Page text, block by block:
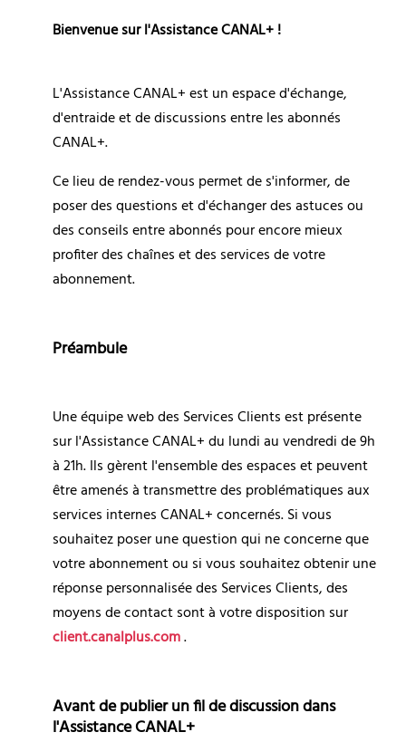
Bienvenue sur l'Assistance CANAL+ !
L'Assistance CANAL+ est un espace d'échange,
d'entraide et de discussions entre les abonnés
CANAL+.
Ce lieu de rendez-vous permet de s'informer, de
poser des questions et d'échanger des astuces ou
des conseils entre abonnés pour encore mieux
profiter des chaînes et des services de votre
abonnement.
Préambule
Une équipe web des Services Clients est présente
sur l'Assistance CANAL+ du lundi au vendredi de 9h
à 21h. Ils gèrent l'ensemble des espaces et peuvent
être amenés à transmettre des problématiques aux
services internes CANAL+ concernés. Si vous
souhaitez poser une question qui ne concerne que
votre abonnement ou si vous souhaitez obtenir une
réponse personnalisée des Services Clients, des
moyens de contact sont à votre disposition sur
client.canalplus.com .
Avant de publier un fil de discussion dans
l'Assistance CANAL+